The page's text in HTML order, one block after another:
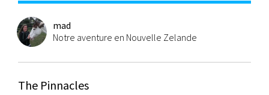
mad
Notre aventure en Nouvelle Zelande
The Pinnacles